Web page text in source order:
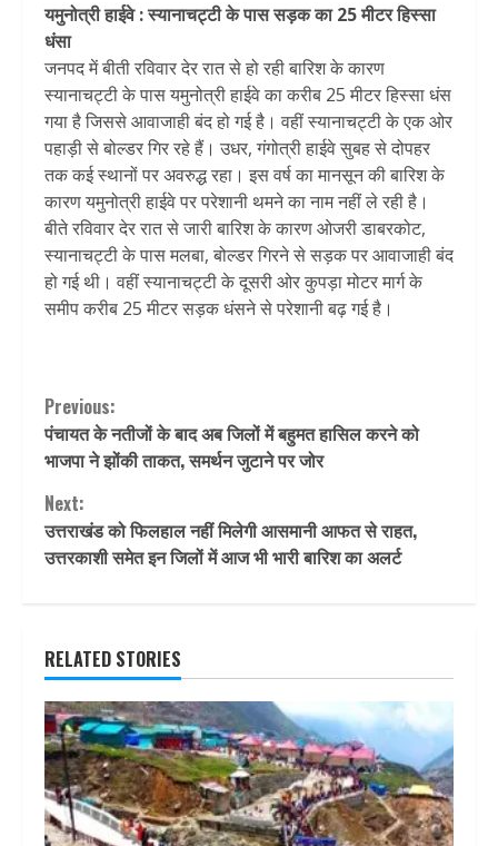
यमुनोत्री हाईवे : स्यानाचट्टी के पास सड़क का 25 मीटर हिस्सा
धंसा
जनपद में बीती रविवार देर रात से हो रही बारिश के कारण
स्यानाचट्टी के पास यमुनोत्री हाईवे का करीब 25 मीटर हिस्सा धंस
गया है जिससे आवाजाही बंद हो गई है। वहीं स्यानाचट्टी के एक ओर
पहाड़ी से बोल्डर गिर रहे हैं। उधर, गंगोत्री हाईवे सुबह से दोपहर
तक कई स्थानों पर अवरुद्ध रहा। इस वर्ष का मानसून की बारिश के
कारण यमुनोत्री हाईवे पर परेशानी थमने का नाम नहीं ले रही है।
बीते रविवार देर रात से जारी बारिश के कारण ओजरी डाबरकोट,
स्यानाचट्टी के पास मलबा, बोल्डर गिरने से सड़क पर आवाजाही बंद
हो गई थी। वहीं स्यानाचट्टी के दूसरी ओर कुपड़ा मोटर मार्ग के
समीप करीब 25 मीटर सड़क धंसने से परेशानी बढ़ गई है।
Continue
Reading
Previous:
पंचायत के नतीजों के बाद अब जिलों में बहुमत हासिल करने को
भाजपा ने झोंकी ताकत, समर्थन जुटाने पर जोर
Next:
उत्तराखंड को फिलहाल नहीं मिलेगी आसमानी आफत से राहत,
उत्तरकाशी समेत इन जिलों में आज भी भारी बारिश का अलर्ट
RELATED STORIES